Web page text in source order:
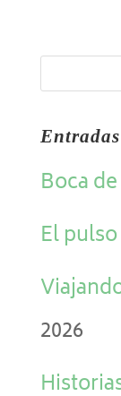
Boca
El
2026